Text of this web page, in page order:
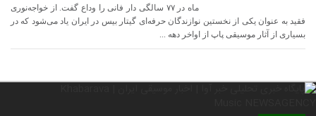
ماه در ۷۷ سالگی دار فانی را وداع گفت. از خواجه‌نوری
فقید به عنوان یکی از نخستین نوازندگان حرفه‌ای گیتار بیس در ایران یاد می‌شود که در
بسیاری از آثار موسیقی پاپ از اواخر دهه‌ ...